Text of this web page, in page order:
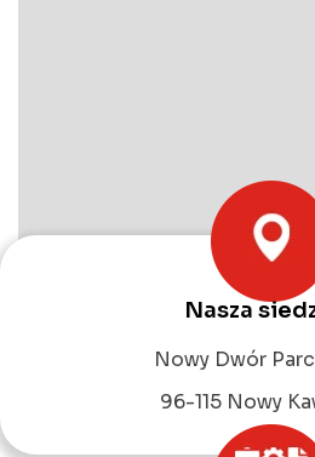
Nasza
Nowy Dwór
96-115 Nowy